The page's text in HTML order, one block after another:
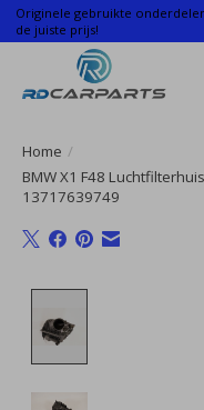
Originele gebruikte
de juiste prijs!
Home /
BMW X1 F48
13717639749